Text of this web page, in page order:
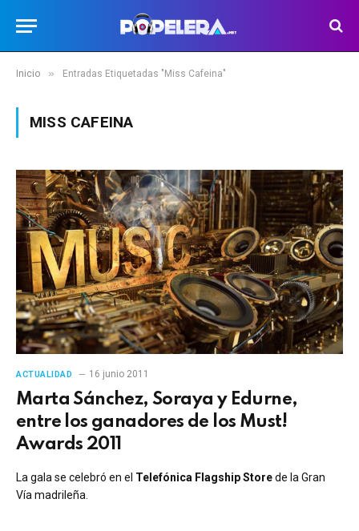
Inicio » Entradas Etiquetadas "Miss Cafeina"
MISS CAFEINA
ACTUALIDAD 16 junio 2011
Marta Sánchez, Soraya y Edurne,
entre los ganadores de los Must!
Awards 2011
La gala se celebró en el Telefónica Flagship Storede la Gran
Vía madrileña.